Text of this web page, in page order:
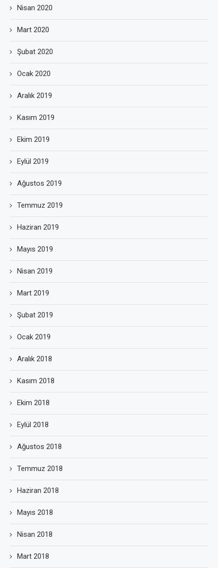
Nisan 2020
Mart 2020
Şubat 2020
Ocak 2020
Aralık 2019
Kasım 2019
Ekim 2019
Eylül 2019
Ağustos 2019
Temmuz 2019
Haziran 2019
Mayıs 2019
Nisan 2019
Mart 2019
Şubat 2019
Ocak 2019
Aralık 2018
Kasım 2018
Ekim 2018
Eylül 2018
Ağustos 2018
Temmuz 2018
Haziran 2018
Mayıs 2018
Nisan 2018
Mart 2018